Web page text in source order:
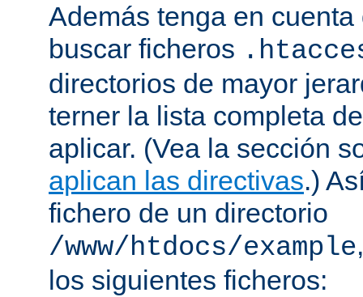
Además tenga en
buscar ficheros
directorios de mayor
terner la lista completa
aplicar. (Vea la sección
aplican las directivas.)
fichero de un directorio
/www/htdocs/example
los siguientes ficheros: